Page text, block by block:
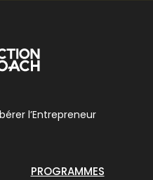
l’Entrepreneur
PROGRAMMES